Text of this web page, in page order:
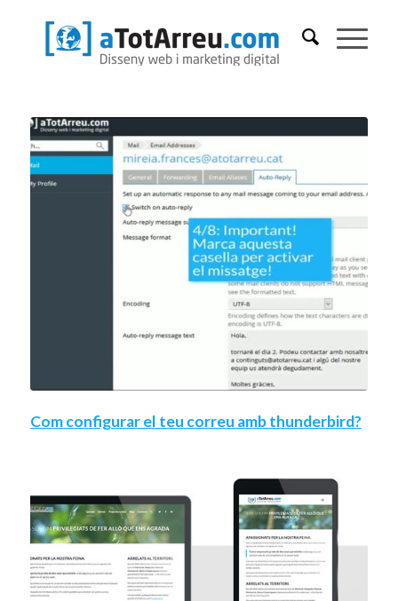
Com configurar el teu correu amb thunderbird?